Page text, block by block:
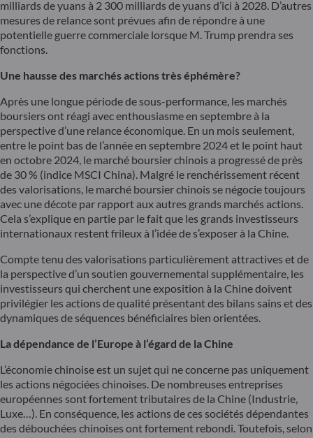
milliards de yuans à 2 300 milliards de yuans d’ici à 2028. D’autres
mesures de relance sont prévues afin de répondre à une
potentielle guerre commerciale lorsque M. Trump prendra ses
fonctions.
Une hausse des marchés actions très éphémère?
Après une longue période de sous-performance, les marchés
boursiers ont réagi avec enthousiasme en septembre à la
perspective d’une relance économique. En un mois seulement,
entre le point bas de l’année en septembre 2024 et le point haut
en octobre 2024, le marché boursier chinois a progressé de près
de 30 % (indice MSCI China). Malgré le renchérissement récent
des valorisations, le marché boursier chinois se négocie toujours
avec une décote par rapport aux autres grands marchés actions.
Cela s’explique en partie par le fait que les grands investisseurs
internationaux restent frileux à l’idée de s’exposer à la Chine.
Compte tenu des valorisations particulièrement attractives et de
la perspective d’un soutien gouvernemental supplémentaire, les
investisseurs qui cherchent une exposition à la Chine doivent
privilégier les actions de qualité présentant des bilans sains et des
dynamiques de séquences bénéficiaires bien orientées.
La dépendance de l’Europe à l’égard de la Chine
L’économie chinoise est un sujet qui ne concerne pas uniquement
les actions négociées chinoises. De nombreuses entreprises
européennes sont fortement tributaires de la Chine (Industrie,
Luxe…). En conséquence, les actions de ces sociétés dépendantes
des débouchées chinoises ont fortement rebondi. Toutefois, selon